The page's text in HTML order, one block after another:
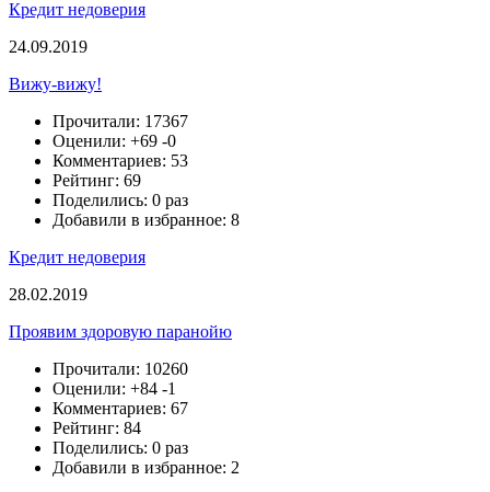
Кредит недоверия
24.09.2019
Вижу-вижу!
Прочитали: 17367
Оценили: +69 -0
Комментариев: 53
Рейтинг: 69
Поделились: 0 раз
Добавили в избранное: 8
Кредит недоверия
28.02.2019
Проявим здоровую паранойю
Прочитали: 10260
Оценили: +84 -1
Комментариев: 67
Рейтинг: 84
Поделились: 0 раз
Добавили в избранное: 2